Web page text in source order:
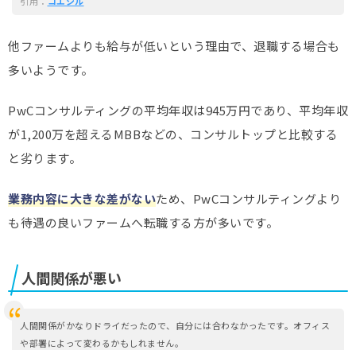
他ファームよりも給与が低いという理由で、退職する場合も
多いようです。
PwCコンサルティングの平均年収は945万円であり、平均年収
が1,200万を超えるMBBなどの、コンサルトップと比較する
と劣ります。
業務内容に大きな差がないため、PwCコンサルティングより
も待遇の良いファームへ転職する方が多いです。
人間関係が悪い
人間関係がかなりドライだったので、自分には合わなかったです。オフィス
や部署によって変わるかもしれません。